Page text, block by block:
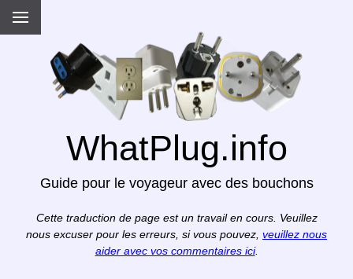
WhatPlug.info
Guide pour le voyageur avec des bouchons
Cette traduction de page est un travail en cours. Veuillez
nous excuser pour les erreurs, si vous pouvez, veuillez nous
aider avec vos commentaires ici.